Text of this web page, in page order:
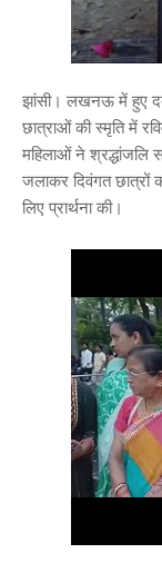
झांसी। लखनऊ में हुए
छात्राओं की स्मृति में
महिलाओं ने श्रद्धांजलि
जलाकर दिवंगत छात्रों
लिए प्रार्थना की।